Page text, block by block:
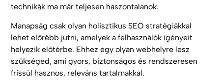
technikák ma már teljesen haszontalanok.
Manapság csak olyan holisztikus SEO stratégiákkal
lehet előrébb jutni, amelyek a felhasználók igényeit
helyezik előtérbe. Ehhez egy olyan webhelyre lesz
szükséged, ami gyors, biztonságos és rendszeresen
frissül hasznos, releváns tartalmakkal.